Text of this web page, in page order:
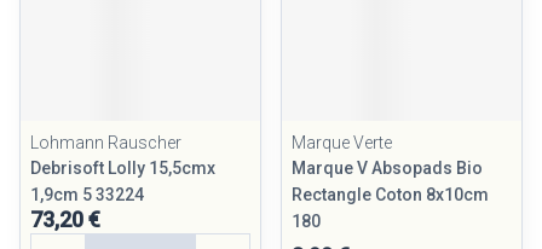
Lohmann Rauscher
Debrisoft Lolly 15,5cmx
1,9cm 5 33224
73,20 €
Marque Verte
Marque V Absopads Bio
Rectangle Coton 8x10cm
180